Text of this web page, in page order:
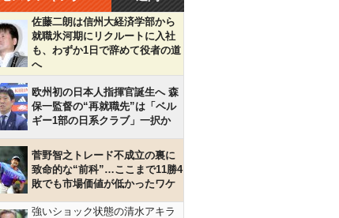
佐藤二朗は信州大経済学部から
就職氷河期にリクルートに入社
も、わずか1日で辞めて役者の道
へ
欧州初の日本人指揮官誕生へ 森
保一監督の“再就職先”は「ベル
ギー1部の日系クラブ」一択か
菅野智之トレード不成立の裏に
致命的な“前科”…ここまで11勝4
敗でも市場価値が低かったワケ
強いショック状態の清水アキラ